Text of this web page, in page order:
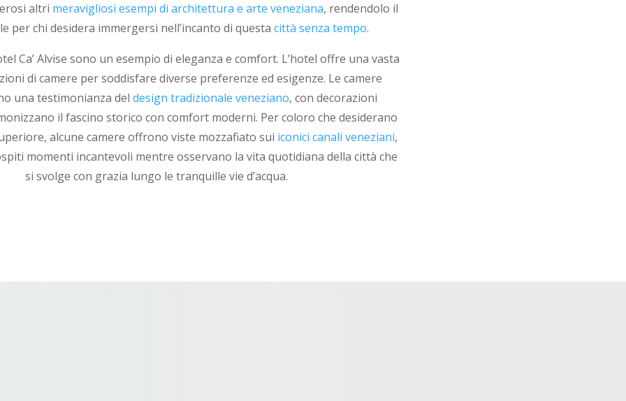
altri meravigliosi esempi di architettura e arte veneziana, rendendolo il
per chi desidera immergersi nell’incanto di questa città senza tempo.
Ca’ Alvise sono un esempio di eleganza e comfort. L’hotel offre una vasta
di camere per soddisfare diverse preferenze ed esigenze. Le camere
una testimonianza del design tradizionale veneziano, con decorazioni
il fascino storico con comfort moderni. Per coloro che desiderano
alcune camere offrono viste mozzafiato sui iconici canali veneziani,
momenti incantevoli mentre osservano la vita quotidiana della città che
si svolge con grazia lungo le tranquille vie d’acqua.